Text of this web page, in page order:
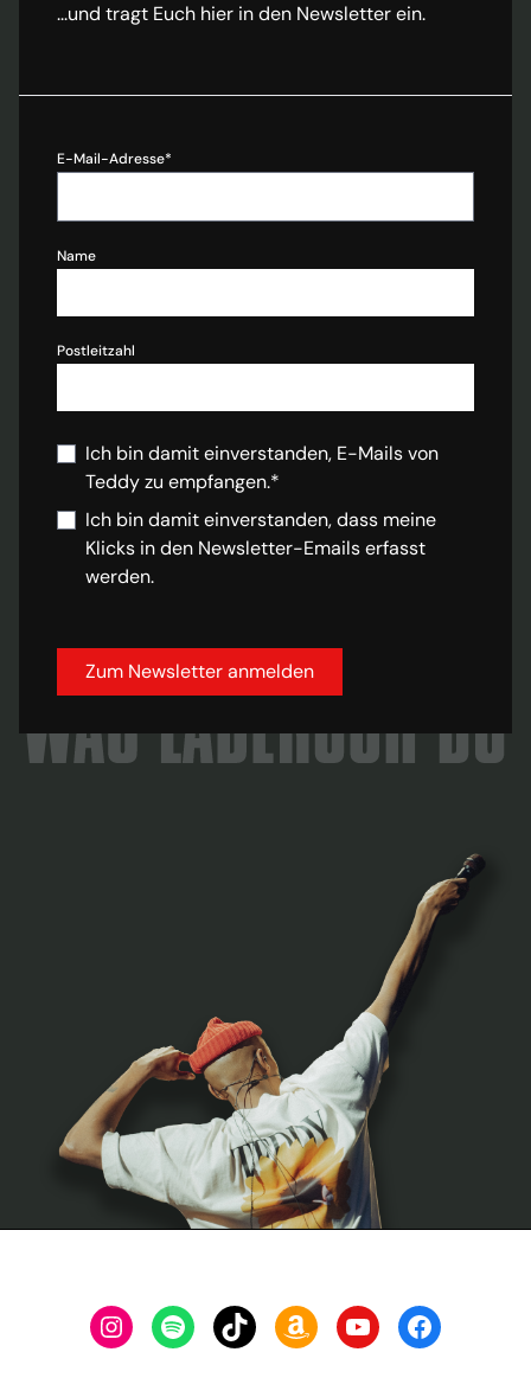
...und tragt Euch hier in den Newsletter ein.
E-Mail-Adresse*
Name
Postleitzahl
Ich bin damit einverstanden, E-Mails von
Teddy zu empfangen.*
Ich bin damit einverstanden, dass meine
Klicks in den Newsletter-Emails erfasst
werden.
Zum Newsletter anmelden